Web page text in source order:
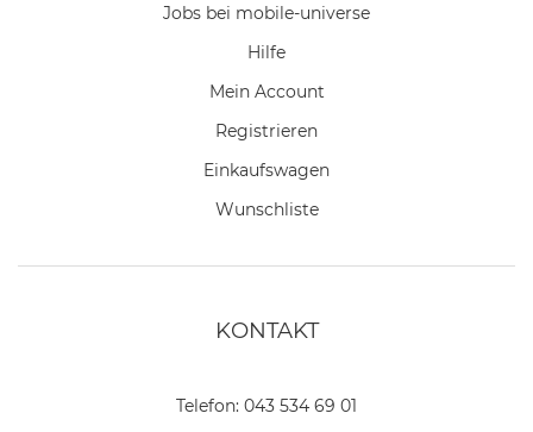
Jobs bei mobile-universe
Hilfe
Mein Account
Registrieren
Einkaufswagen
Wunschliste
KONTAKT
Telefon: 043 534 69 01